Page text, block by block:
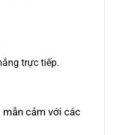
trực tiếp.
cảm với các